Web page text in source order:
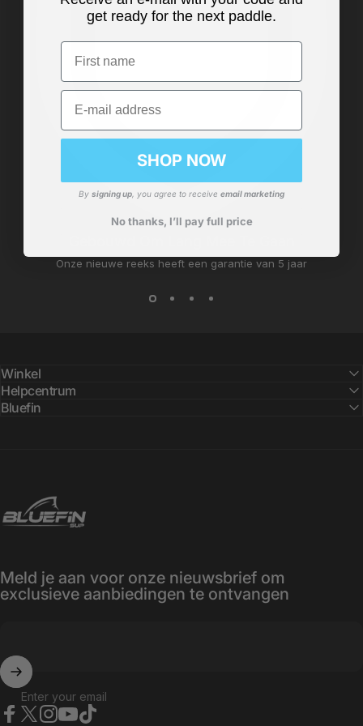
Onze nieuwe reeks heeft een garantie van 5 jaar
Winkel
Helpcentrum
Bluefin
Bluefin SUP
Meld je aan voor onze nieuwsbrief om
exclusieve aanbiedingen te ontvangen
Enter your email
get ready for the next paddle.
First name
Email
SHOP NOW
By signing up , you agree to receive email marketing
No thanks, I’ll pay full price